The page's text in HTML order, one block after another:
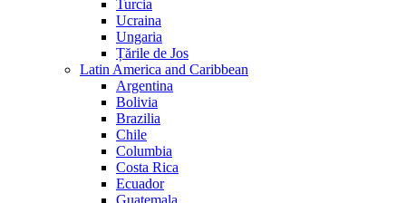
Turcia
Ucraina
Ungaria
Țările de Jos
Latin America and Caribbean
Argentina
Bolivia
Brazilia
Chile
Columbia
Costa Rica
Ecuador